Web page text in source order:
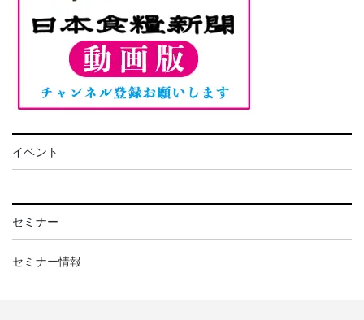
イベント
セミナー
セミナー情報